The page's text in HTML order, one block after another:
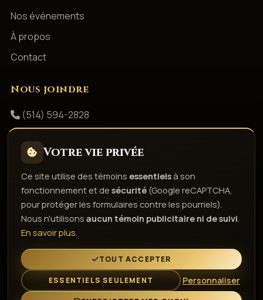
Nos événements
À propos
Contact
Nous joindre
(514) 594-2828
Facebook
Politique de confidentialité Conditions d'utilisation
Droits d'auteur & responsabilitéPolitique de témoins
L'esprit de la fête depuis 1980
© 2026 Gestion Showbizz Inc. — Tous droits réservés ·
Administration
Votre vie privée
Ce site utilise des témoinsessentielsà son
fonctionnement et desécurité (Google reCAPTCHA,
pour protéger les formulaires contre les pourriels).
Nous n'utilisonsaucun témoin publicitaire ni de suivi.
En savoir plus.
TOUT ACCEPTER
ESSENTIELS SEULEMENT Personnaliser